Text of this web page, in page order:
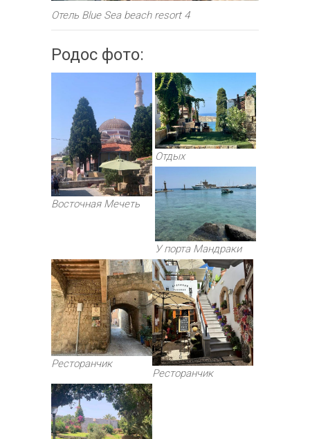
Отель Blue Sea beach resort 4
Родос фото:
Восточная Мечеть
Отдых
У порта Мандраки
Ресторанчик
Ресторанчик